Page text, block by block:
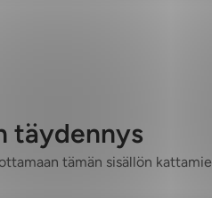
täydennys
tämän sisällön